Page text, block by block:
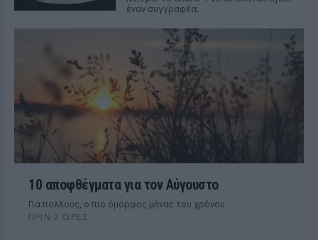
έναν συγγραφέα;
10 αποφθέγματα για τον Αύγουστο
Για πολλούς, ο πιο όμορφος μήνας του χρόνου
ΠΡΙΝ 2 ΏΡΕΣ